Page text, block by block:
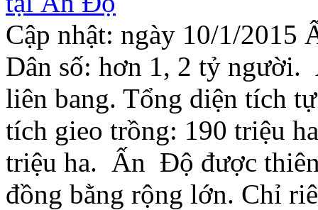
Cập nhật: ngày 10/1/2015
Dân số: hơn 1, 2 tỷ người.
liên bang. Tổng diện tích
tích gieo trồng: 190 triệu
triệu ha. Ấn Độ được
đồng bằng rộng lớn. Chỉ